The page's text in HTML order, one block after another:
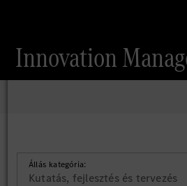
Innovation
Állás kategória:
Kutatás, fejlesztés és tervezés